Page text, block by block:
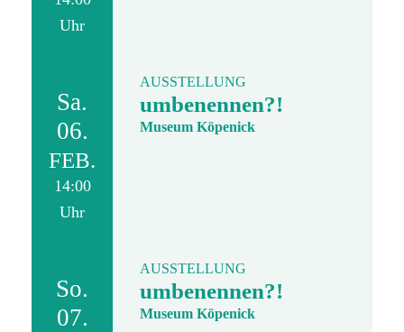
Uhr
Sa.
06.
FEB.
14:00
Uhr
AUSSTELLUNG
umbenennen?!
Museum Köpenick
So.
07.
AUSSTELLUNG
umbenennen?!
Museum Köpenick